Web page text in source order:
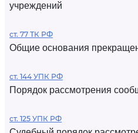
учреждений
ст. 77 ТК РФ
Общие основания
ст. 144 УПК РФ
Порядок рассмотрения
ст. 125 УПК РФ